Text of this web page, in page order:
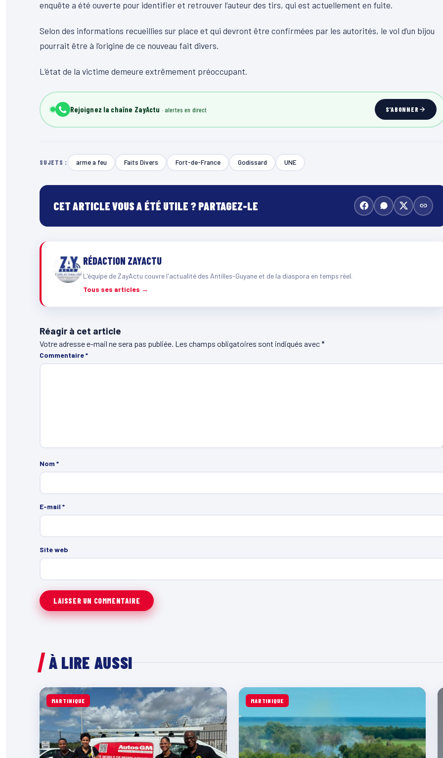
enquête a été ouverte pour identifier et retrouver l’auteur des tirs, qui est actuellement en fuite.
Selon des informations recueillies sur place et qui devront être confirmées par les autorités, le vol d’un bijou
pourrait être à l’origine de ce nouveau fait divers.
L’état de la victime demeure extrêmement préoccupant.
Rejoignez la chaîne ZayActu S'ABONNER
SUJETS : arme a feu Faits Divers Fort-de-France Godissard UNE
CET ARTICLE VOUS A ÉTÉ UTILE ? PARTAGEZ-LE
RÉDACTION ZAYACTU
L'équipe de ZayActu couvre l'actualité des Antilles-Guyane et de la diaspora en temps réel.
Tous ses articles →
Réagir à cet article
Votre adresse e-mail ne sera pas publiée. Les champs obligatoires sont indiqués avec*
Commentaire*
Nom *
E-mail *
Site web
À LIRE AUSSI
MARTINIQUE MARTINIQUE